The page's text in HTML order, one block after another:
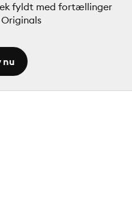
fyldt med fortællinger
nu